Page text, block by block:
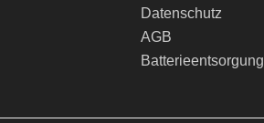
Datenschutz
AGB
Batterieentsorgung